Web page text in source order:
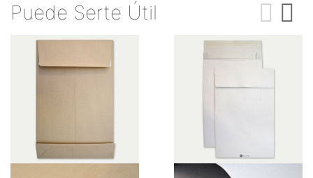
Puede Serte Útil